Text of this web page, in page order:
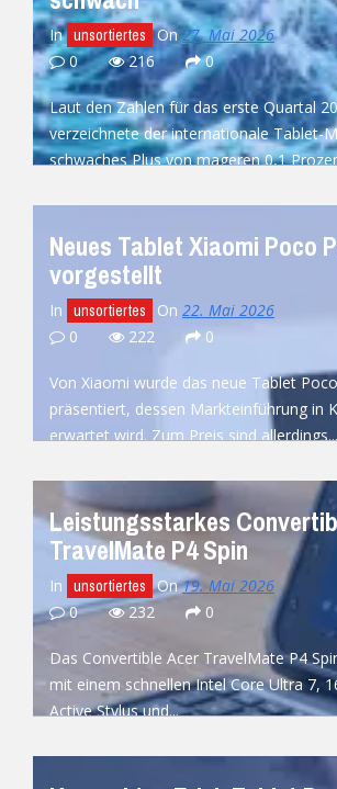
In unsortiertes On27. Mai 2026
0
216 0
Laut den Zahlen für das erste Quartal
verzeichnete der internationale Tablet-
schwaches Plus von mageren 0,1
Neues Tablet Xiaomi Poco
vorgestellt
In unsortiertes On 22. Mai 2026
0
222 0
Von Xiaomi wurde das neue Tablet
präsentiert, dessen Markteinführung in
erwartet wird. Zum Preis sind allerdings...
Leistungsstarkes
TravelMate P4 Spin
In unsortiertes On19. Mai 2026
0
232 0
Das Convertible Acer TravelMate P4
mit einem schnellen Intel Core Ultra 7,
Active Stylus und...